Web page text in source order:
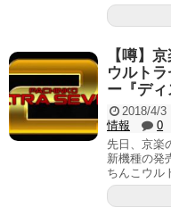
【噂】
ウルト
ー『デ
2018/4/3
情報
0
先日、京楽
新機種の発
ちんこウル